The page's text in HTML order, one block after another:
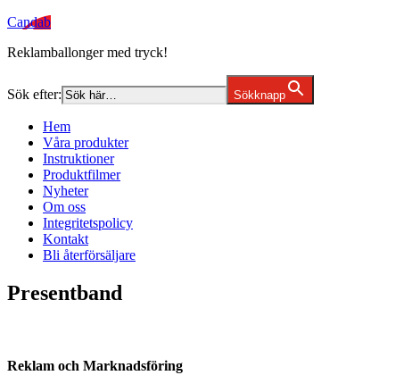
Candab
Reklamballonger med tryck!
Sök efter: Sökknapp
Hem
Våra produkter
Instruktioner
Produktfilmer
Nyheter
Om oss
Integritetspolicy
Kontakt
Bli återförsäljare
Presentband
Reklam och Marknadsföring